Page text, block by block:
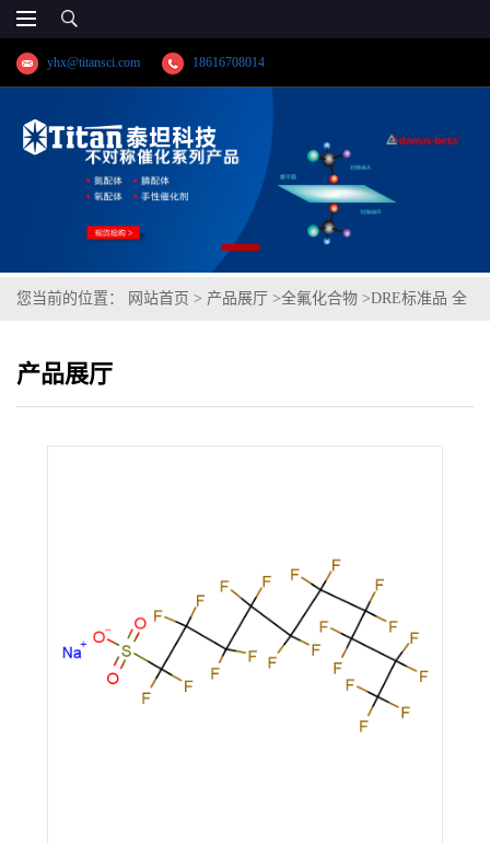
yhx@titansci.com 18616708014
您当前的位置： 网站首页 > 产品展厅 >全氟化合物 >DRE标准品 全
1H,1H,2H,2H-全氟辛磺酸；1H,1H,2H,2H-全氟辛烷磺酸;GB/T
产品展厅